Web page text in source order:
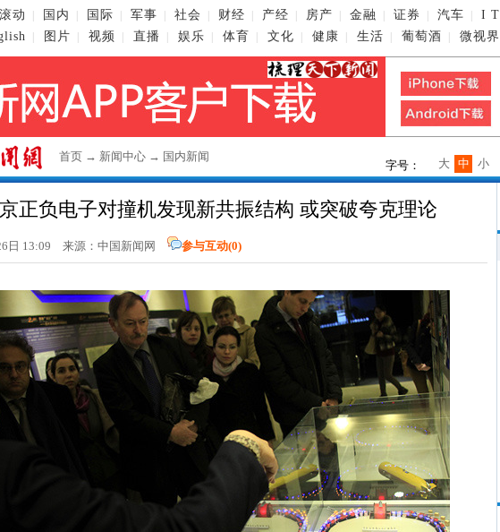
滚动 国内 国际 军事 社会 财经 产经 房产 金融 证券 汽车 I T
图片 视频 直播 娱乐 体育 文化 健康 生活 葡萄酒 微视界
首页 → 新闻中心 → 国内新闻
字号： 小
中
大
正负电子对撞机发现新共振结构 或突破夸克理论
日 13:09 来源： 中国新闻网 参与互动(0)